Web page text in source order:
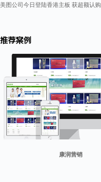
美图公司今日登陆香港主板 获超额认购
推荐案例
贸易网